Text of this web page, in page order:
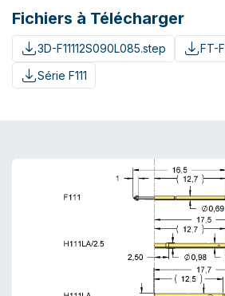
Fichiers à Télécharger
3D-F11112S090L085.step
FT-
Série F111